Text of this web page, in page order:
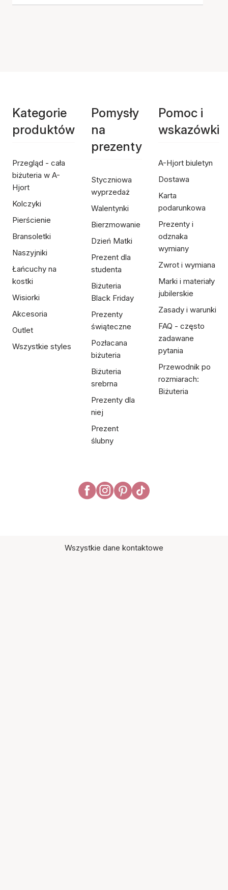
Kategorie
produktów
Przegląd - cała
biżuteria w A-
Hjort
Kolczyki
Pierścienie
Bransoletki
Naszyjniki
Łańcuchy na
kostki
Wisiorki
Akcesoria
Outlet
Wszystkie styles
Pomysły
na
prezenty
Styczniowa
wyprzedaż
Walentynki
Bierzmowanie
Dzień Matki
Prezent dla
studenta
Biżuteria
Black Friday
Prezenty
świąteczne
Pozłacana
biżuteria
Biżuteria
srebrna
Prezenty dla
niej
Prezent
ślubny
Pomoc i
wskazówki
A-Hjort biuletyn
Dostawa
Karta
podarunkowa
Prezenty i
odznaka
wymiany
Zwrot i wymiana
Marki i materiały
jubilerskie
Zasady i warunki
FAQ - często
zadawane
pytania
Przewodnik po
rozmiarach:
Biżuteria
Wszystkie dane kontaktowe